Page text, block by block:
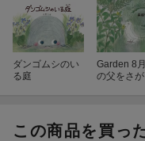
ダンゴムシのい
る庭
Garden 8
の父をさ
この商品を買っ